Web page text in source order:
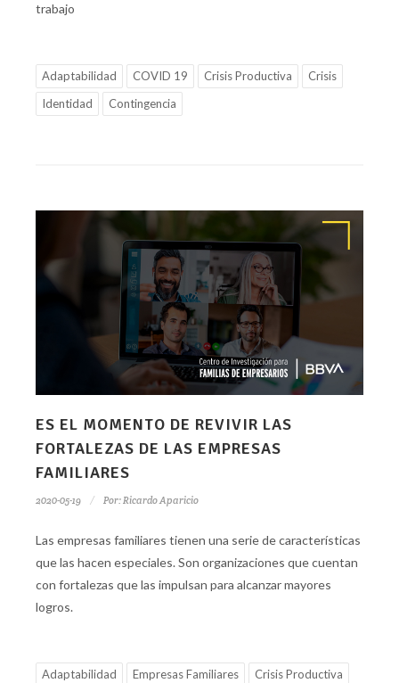
trabajo
Adaptabilidad COVID 19 Crisis Productiva
Crisis
Identidad
Contingencia
ES EL MOMENTO DE REVIVIR LAS
FORTALEZAS DE LAS EMPRESAS
FAMILIARES
2020-05-19 Por:Ricardo Aparicio
Las empresas familiares tienen una serie de características
que las hacen especiales. Son organizaciones que cuentan
con fortalezas que las impulsan para alcanzar mayores
logros.
Adaptabilidad Empresas Familiares
Crisis Productiva